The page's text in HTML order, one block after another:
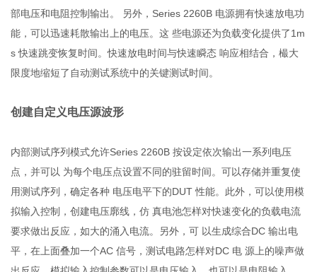
部电压和电阻控制输出。 另外，Series 2260B 电源拥有快速放电功
能，可以迅速耗散输出上的电压。这 些电源还为负载变化提供了1m
s 快速跳变恢复时间。快速放电时间与快速瞬态 响应相结合，樶大
限度地缩短了自动测试系统中的关键测试时间。
创建自定义电压源波形
内部测试序列模式允许Series 2260B 按设定依次输出一系列电压
点，并可以 为每个电压点设置不同的驻留时间。可以存储并重复使
用测试序列，确定各种 电压电平下的DUT 性能。此外，可以使用模
拟输入控制，创建电压廓线，仿 真电池怎样对快速变化的负载电流
要求做出反应，如大的涌入电流。另外，可 以生成综合DC 输出电
平，在上面叠加一个AC 信号，测试电路怎样对DC 电 源上的噪声做